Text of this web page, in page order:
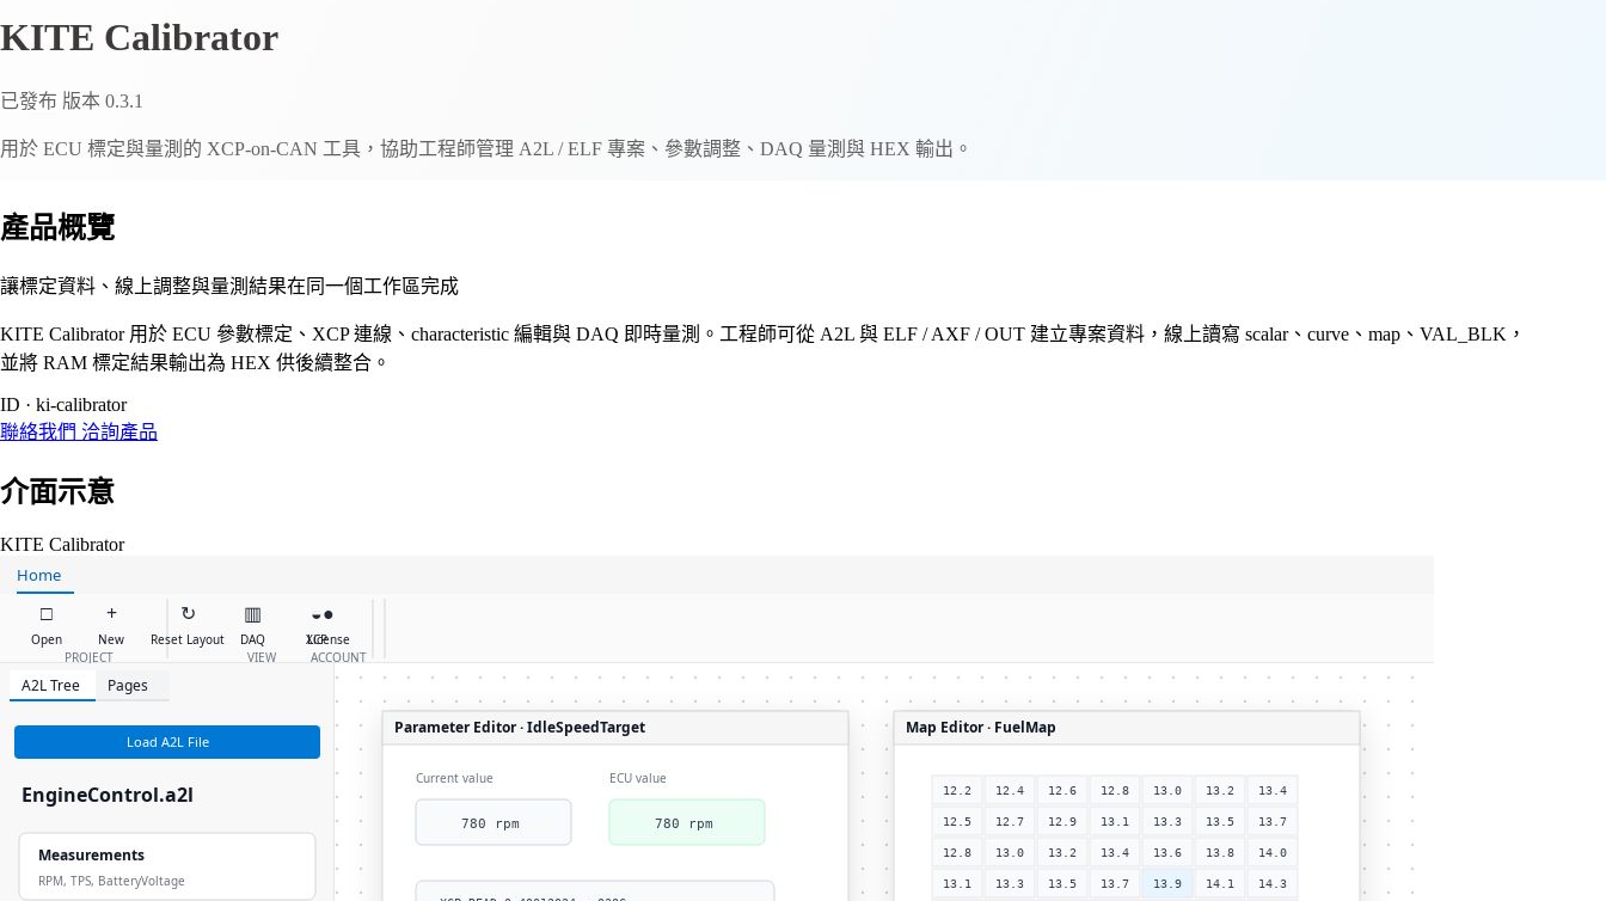
KITE Calibrator
已發布 版本 0.3.1
用於 ECU 標定與量測的 XCP-on-CAN 工具，協助工程師管理 A2L / ELF 專案、參數調整、DAQ 量測與 HEX 輸出。
產品概覽
讓標定資料、線上調整與量測結果在同一個工作區完成
KITE Calibrator 用於 ECU 參數標定、XCP 連線、characteristic 編輯與 DAQ 即時量測。工程師可從 A2L 與 ELF / AXF / OUT 建立專案資料，線上讀寫 scalar、curve、map、VAL_BLK，
並將 RAM 標定結果輸出為 HEX 供後續整合。
ID · ki-calibrator
聯絡我們 洽詢產品
介面示意
KITE Calibrator